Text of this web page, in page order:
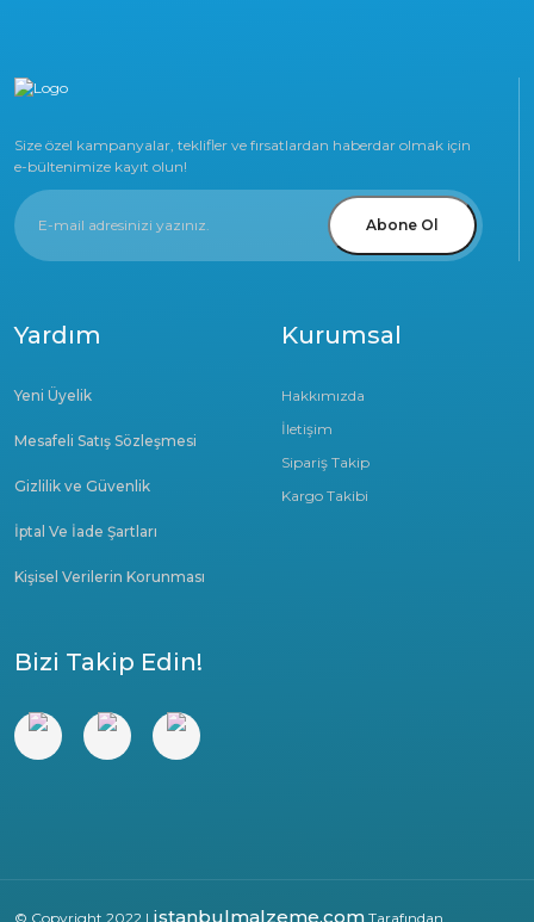
Size özel kampanyalar, teklifler ve fırsatlardan haberdar olmak için
e-bültenimize kayıt olun!
Abone Ol
Kurumsal
Hakkımızda
İletişim
Sipariş Takip
Kargo Takibi
Yardım
Yeni Üyelik
Mesafeli Satış Sözleşmesi
Gizlilik ve Güvenlik
İptal Ve İade Şartları
Kişisel Verilerin Korunması
Bizi Takip Edin!
© Copyright 2022 | istanbulmalzeme.com Tarafından